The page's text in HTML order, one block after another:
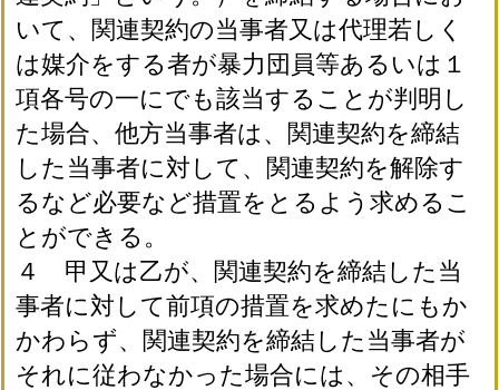
いて、関連契約の当事者又は代理若しく
は媒介をする者が暴力団員等あるいは１
項各号の一にでも該当することが判明し
た場合、他方当事者は、関連契約を締結
した当事者に対して、関連契約を解除す
るなど必要など措置をとるよう求めるこ
とができる。
４ 甲又は乙が、関連契約を締結した当
事者に対して前項の措置を求めたにもか
かわらず、関連契約を締結した当事者が
それに従わなかった場合には、その相手